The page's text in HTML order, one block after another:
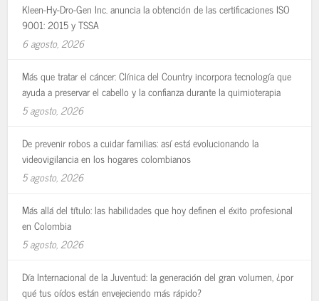
Kleen-Hy-Dro-Gen Inc. anuncia la obtención de las certificaciones ISO
9001: 2015 y TSSA
6 agosto, 2026
Más que tratar el cáncer: Clínica del Country incorpora tecnología que
ayuda a preservar el cabello y la confianza durante la quimioterapia
5 agosto, 2026
De prevenir robos a cuidar familias: así está evolucionando la
videovigilancia en los hogares colombianos
5 agosto, 2026
Más allá del título: las habilidades que hoy definen el éxito profesional
en Colombia
5 agosto, 2026
Día Internacional de la Juventud: la generación del gran volumen, ¿por
qué tus oídos están envejeciendo más rápido?